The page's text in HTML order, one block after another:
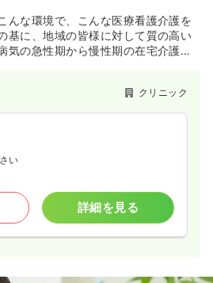
んな環境で、こんな医療看護介護を
基に、地域の皆様に対して質の高い
気の急性期から慢性期の在宅介護ま
クリニック
い
詳細を見る